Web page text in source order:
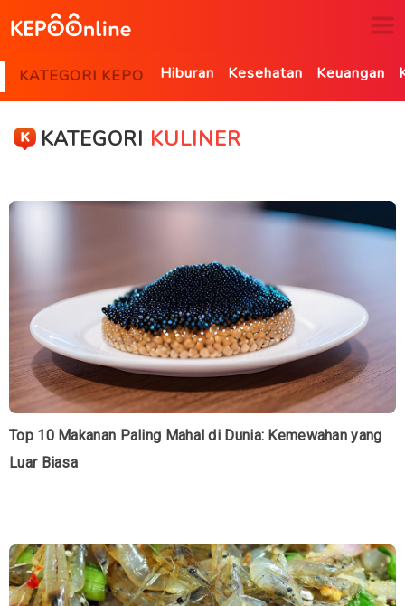
KATEGORI KEPO Hiburan Kesehatan Keuangan
KATEGORI KULINER
Top 10 Makanan Paling Mahal di Dunia: Kemewahan yang
Luar Biasa